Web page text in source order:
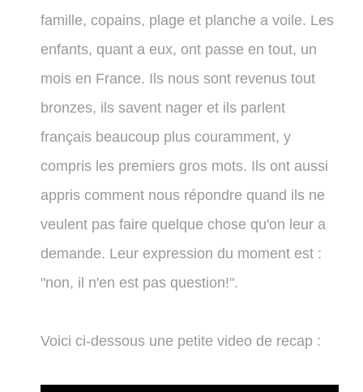
famille, copains, plage et planche a voile. Les
enfants, quant a eux, ont passe en tout, un
mois en France. Ils nous sont revenus tout
bronzes, ils savent nager et ils parlent
français beaucoup plus couramment, y
compris les premiers gros mots. Ils ont aussi
appris comment nous répondre quand ils ne
veulent pas faire quelque chose qu'on leur a
demande. Leur expression du moment est :
"non, il n'en est pas question!".
Voici ci-dessous une petite video de recap :